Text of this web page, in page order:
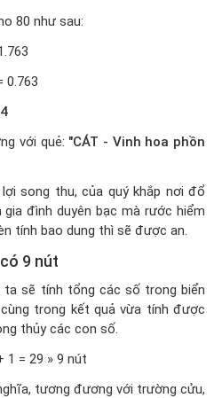
80 như sau:
0.763
với quẻ: "CÁT - Vinh hoa phồn
song thu, của quý khắp nơi đổ
đình duyên bạc mà rước hiểm
tính bao dung thì sẽ được an.
9 nút
ta sẽ tính tổng các số trong biển
trong kết quả vừa tính được
thủy các con số.
1 = 29 » 9 nút
tương đương với trường cửu,